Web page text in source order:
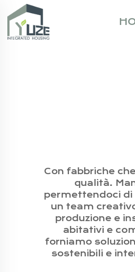
Con fabbriche
qualità.
permettendoci di
un team
produzione e
abitativi e
forniamo
sostenibili e